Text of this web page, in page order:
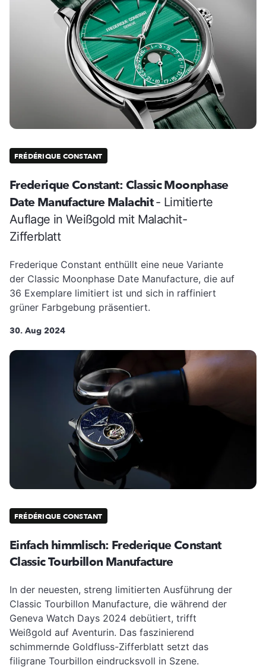
FRÉDÉRIQUE CONSTANT
Frederique Constant: Classic Moonphase
Date Manufacture Malachit- Limitierte
Auflage in Weißgold mit Malachit-
Zifferblatt
Frederique Constant enthüllt eine neue Variante
der Classic Moonphase Date Manufacture, die auf
36 Exemplare limitiert ist und sich in raffiniert
grüner Farbgebung präsentiert.
30. Aug 2024
FRÉDÉRIQUE CONSTANT
Einfach himmlisch: Frederique Constant
Classic Tourbillon Manufacture
In der neuesten, streng limitierten Ausführung der
Classic Tourbillon Manufacture, die während der
Geneva Watch Days 2024 debütiert, trifft
Weißgold auf Aventurin. Das faszinierend
schimmernde Goldfluss-Zifferblatt setzt das
filigrane Tourbillon eindrucksvoll in Szene.